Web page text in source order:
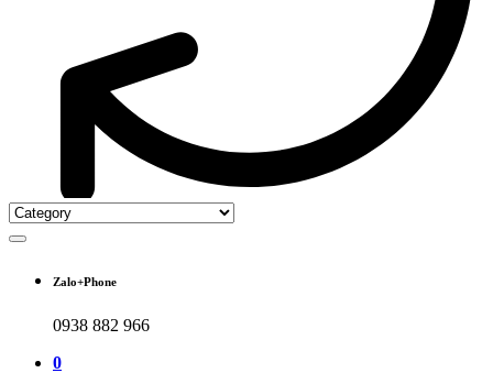
Zalo+Phone
0938 882 966
0